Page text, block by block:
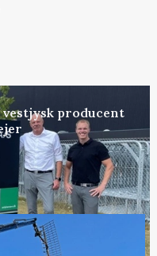
producent